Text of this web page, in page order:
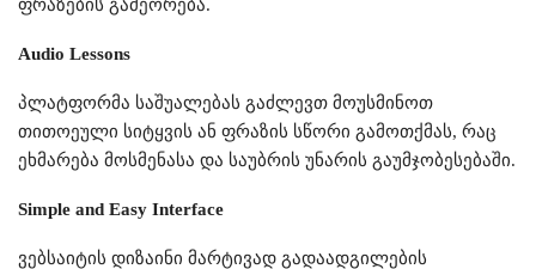
ფრაზების გამეორება.
Audio Lessons
პლატფორმა საშუალებას გაძლევთ მოუსმინოთ
თითოეული სიტყვის ან ფრაზის სწორი გამოთქმას, რაც
ეხმარება მოსმენასა და საუბრის უნარის გაუმჯობესებაში.
Simple and Easy Interface
ვებსაიტის დიზაინი მარტივად გადაადგილების